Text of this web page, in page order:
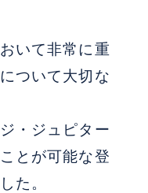
いて非常に重
ついて大切な
・ジュピター
とが可能な登
た。